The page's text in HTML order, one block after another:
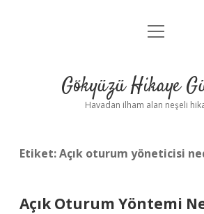
Anasayfa
Yasal Uyarı
menüyü
Gökyüzü Hikaye
Havadan ilham alan neşeli
Etiket:Açık oturum yöneticisi
Açık Oturum Yöntemi